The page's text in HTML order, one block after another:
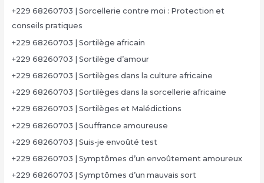
+229 68260703 | Sorcellerie contre moi : Protection et
conseils pratiques
+229 68260703 | Sortilège africain
+229 68260703 | Sortilège d’amour
+229 68260703 | Sortilèges dans la culture africaine
+229 68260703 | Sortilèges dans la sorcellerie africaine
+229 68260703 | Sortilèges et Malédictions
+229 68260703 | Souffrance amoureuse
+229 68260703 | Suis-je envoûté test
+229 68260703 | Symptômes d’un envoûtement amoureux
+229 68260703 | Symptômes d’un mauvais sort